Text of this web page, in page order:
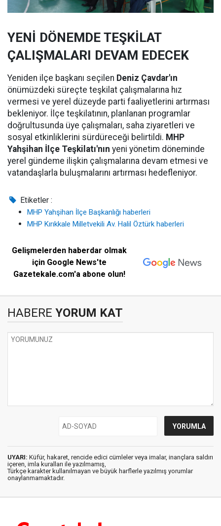
YENİ DÖNEMDE TEŞKİLAT
ÇALIŞMALARI DEVAM EDECEK
Yeniden ilçe başkanı seçilen Deniz Çavdar'ın
önümüzdeki süreçte teşkilat çalışmalarına hız
vermesi ve yerel düzeyde parti faaliyetlerini artırması
bekleniyor. İlçe teşkilatının, planlanan programlar
doğrultusunda üye çalışmaları, saha ziyaretleri ve
sosyal etkinliklerini sürdüreceği belirtildi. MHP
Yahşihan İlçe Teşkilatı'nın yeni yönetim döneminde
yerel gündeme ilişkin çalışmalarına devam etmesi ve
vatandaşlarla buluşmalarını artırması hedefleniyor.
Etiketler :
MHP Yahşihan İlçe Başkanlığı haberleri
MHP Kırıkkale Milletvekili Av. Halil Öztürk haberleri
Gelişmelerden haberdar olmak
için Google News'te
Gazetekale.com'a abone olun!
HABERE YORUM KAT
UYARI: Küfür, hakaret, rencide edici cümleler veya imalar, inançlara saldırı
içeren, imla kuralları ile yazılmamış,
Türkçe karakter kullanılmayan ve büyük harflerle yazılmış yorumlar
onaylanmamaktadır.